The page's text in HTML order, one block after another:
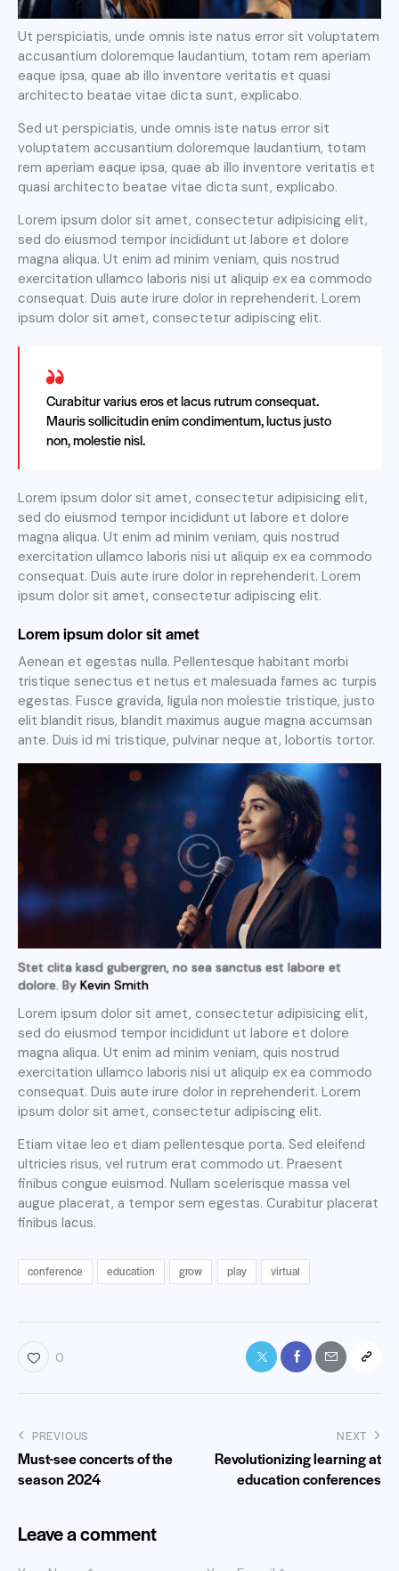
Ut perspiciatis, unde omnis iste natus error sit voluptatem
accusantium doloremque laudantium, totam rem aperiam
eaque ipsa, quae ab illo inventore veritatis et quasi
architecto beatae vitae dicta sunt, explicabo.
Sed ut perspiciatis, unde omnis iste natus error sit
voluptatem accusantium doloremque laudantium, totam
rem aperiam eaque ipsa, quae ab illo inventore veritatis et
quasi architecto beatae vitae dicta sunt, explicabo.
Lorem ipsum dolor sit amet, consectetur adipisicing elit,
sed do eiusmod tempor incididunt ut labore et dolore
magna aliqua. Ut enim ad minim veniam, quis nostrud
exercitation ullamco laboris nisi ut aliquip ex ea commodo
consequat. Duis aute irure dolor in reprehenderit. Lorem
ipsum dolor sit amet, consectetur adipiscing elit.
Curabitur varius eros et lacus rutrum consequat.
Mauris sollicitudin enim condimentum, luctus justo
non, molestie nisl.
Lorem ipsum dolor sit amet, consectetur adipisicing elit,
sed do eiusmod tempor incididunt ut labore et dolore
magna aliqua. Ut enim ad minim veniam, quis nostrud
exercitation ullamco laboris nisi ut aliquip ex ea commodo
consequat. Duis aute irure dolor in reprehenderit. Lorem
ipsum dolor sit amet, consectetur adipiscing elit.
Lorem ipsum dolor sit amet
Aenean et egestas nulla. Pellentesque habitant morbi
tristique senectus et netus et malesuada fames ac turpis
egestas. Fusce gravida, ligula non molestie tristique, justo
elit blandit risus, blandit maximus augue magna accumsan
ante. Duis id mi tristique, pulvinar neque at, lobortis tortor.
Stet clita kasd gubergren, no sea sanctus est labore et
dolore. By Kevin Smith
Lorem ipsum dolor sit amet, consectetur adipisicing elit,
sed do eiusmod tempor incididunt ut labore et dolore
magna aliqua. Ut enim ad minim veniam, quis nostrud
exercitation ullamco laboris nisi ut aliquip ex ea commodo
consequat. Duis aute irure dolor in reprehenderit. Lorem
ipsum dolor sit amet, consectetur adipiscing elit.
Etiam vitae leo et diam pellentesque porta. Sed eleifend
ultricies risus, vel rutrum erat commodo ut. Praesent
finibus congue euismod. Nullam scelerisque massa vel
augue placerat, a tempor sem egestas. Curabitur placerat
finibus lacus.
conference education grow play virtual
0
PREVIOUS
Must-see concerts of the
season 2024
NEXT
Revolutionizing learning at
education conferences
Leave a comment